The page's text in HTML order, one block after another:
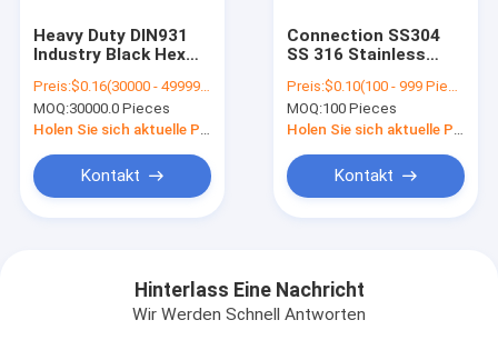
Heavy Duty DIN931
Industry Black Hex
Stock OEM Support
Preis:$0.16(30000 - 49999 Pieces) $0.15(>=50000 Pieces)
MOQ:30000.0 Pieces
Holen Sie sich aktuelle Preis
Kontakt
Connection SS304
SS 316 Stainless
Nuts Galvanized Eye
Bolt With Small
Anchor Eye Bolts
Preis:$0.10(100 - 999 Pieces) $0.05(1000 - 4999 Pieces) $0.01(>=5000 Pieces)
MOQ:100 Pieces
Holen Sie sich aktuelle Preis
Kontakt
Hinterlass Eine Nachricht
Wir Werden Schnell Antworten